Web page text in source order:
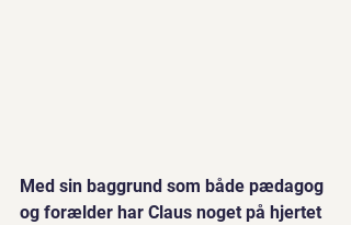
Med sin baggrund som både pædagog
og forælder har Claus noget på hjertet